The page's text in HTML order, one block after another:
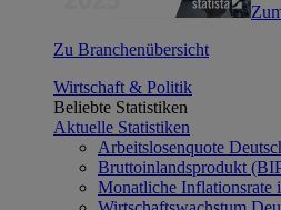
Zu Branchenübersicht
Wirtschaft & Politik
Beliebte Statistiken
Aktuelle Statistiken
Arbeitslosenquote
Bruttoinlandsprodukt
Monatliche Inflationsrate